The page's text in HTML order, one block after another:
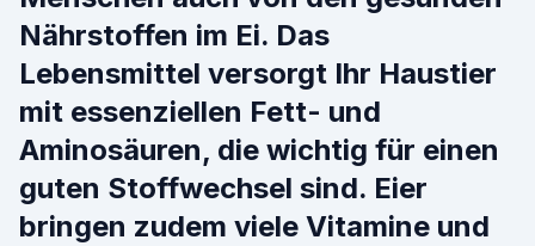
Nährstoffen im Ei. Das
Lebensmittel versorgt Ihr Haustier
mit essenziellen Fett- und
Aminosäuren, die wichtig für einen
guten Stoffwechsel sind. Eier
bringen zudem viele Vitamine und